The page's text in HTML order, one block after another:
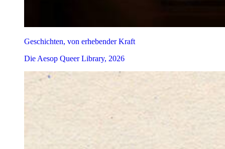
Geschichten, von erhebender Kraft
Die Aesop Queer Library, 2026